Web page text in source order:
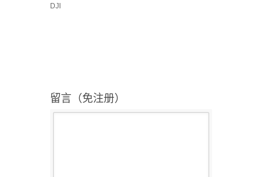
DJI
留言（免注册）